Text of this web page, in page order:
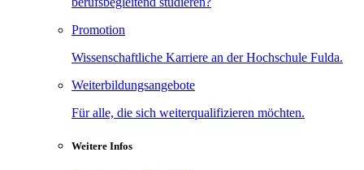
Promotion
Wissenschaftliche Karriere an der Hochschule Fulda.
Weiterbildungsangebote
Für alle, die sich weiterqualifizieren möchten.
Weitere Infos